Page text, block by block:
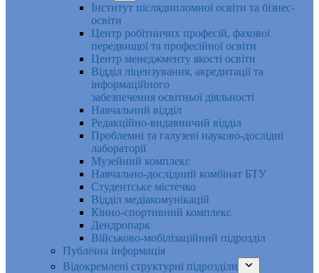
Інститут післядипломної освіти та бізнес-
освіти
Центр робітничих професій, фахової
передвищої та професійної освіти
Центр менеджменту якості освіти
Відділ ліцензування, акредитації та
інформаційного
забезпечення освітньої діяльності
Навчальний відділ
Редакційно-видавничий відділ
Проблемні та галузеві науково-дослідні
лабораторії
Музейний комплекс
Навчально-дослідний комбінат БТУ
Студентське містечко
Відділ медіакомунікацій
Кінно-спортивний комплекс
Дендропарк
Військово-мобілізаційний підрозділ
Публічна інформація
Відокремлені структурні підрозділи